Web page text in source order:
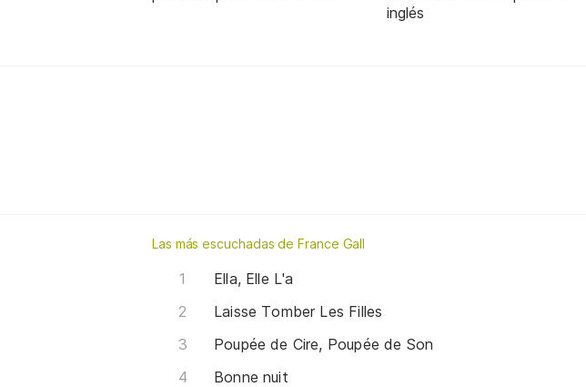
inglés
Las más escuchadas de France Gall
Ella, Elle L'a
Laisse Tomber Les Filles
Poupée de Cire, Poupée de Son
Bonne nuit